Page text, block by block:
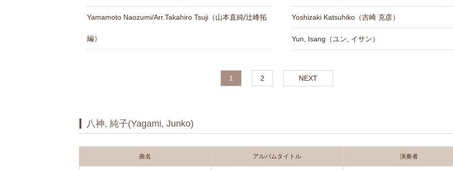
Yamamoto Naozumi/Arr.Takahiro Tsuji（山本直純/辻峰拓
編）
Yoshizaki Katsuhiko（吉崎 克彦）
Yun, Isang（ユン, イサン）
1 2 NEXT
八神, 純子(Yagami, Junko)
曲名 アルバムタイトル 演奏者